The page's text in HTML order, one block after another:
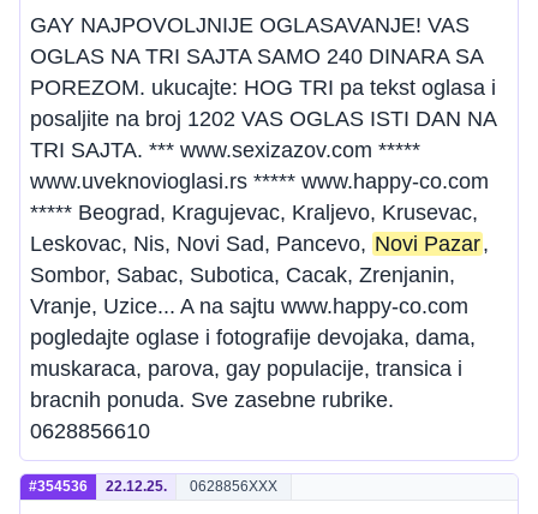
GAY NAJPOVOLJNIJE OGLASAVANJE! VAS
OGLAS NA TRI SAJTA SAMO 240 DINARA SA
POREZOM. ukucajte: HOG TRI pa tekst oglasa i
posaljite na broj 1202 VAS OGLAS ISTI DAN NA
TRI SAJTA. *** www.sexizazov.com *****
www.uveknovioglasi.rs ***** www.happy-co.com
***** Beograd, Kragujevac, Kraljevo, Krusevac,
Leskovac, Nis, Novi Sad, Pancevo, Novi Pazar,
Sombor, Sabac, Subotica, Cacak, Zrenjanin,
Vranje, Uzice... A na sajtu www.happy-co.com
pogledajte oglase i fotografije devojaka, dama,
muskaraca, parova, gay populacije, transica i
bracnih ponuda. Sve zasebne rubrike.
0628856610
#354536 22.12.25. 0628856XXX